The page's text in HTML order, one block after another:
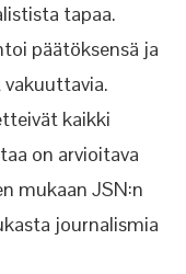
tapaa.
päätöksensä ja
kaikki
on arvioitava
mukaan JSN:n
journalismia